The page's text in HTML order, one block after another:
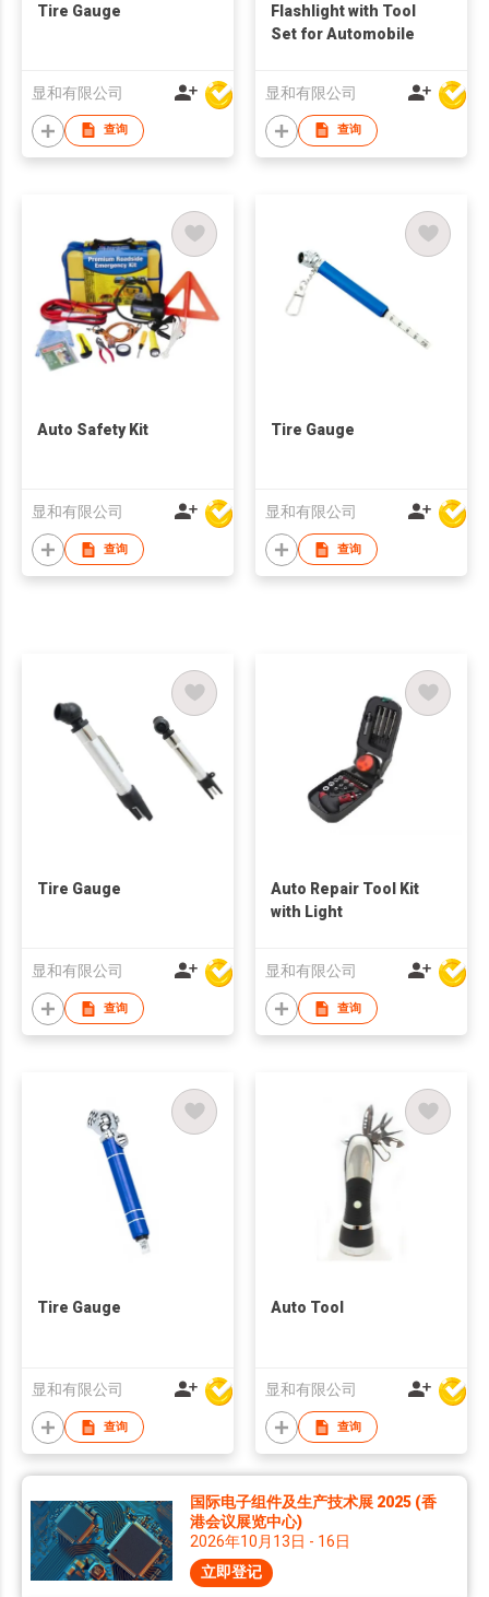
Tire Gauge
显和有限公司
查询
Flashlight with Tool
Set for Automobile
显和有限公司
查询
Auto Safety Kit
显和有限公司
查询
Tire Gauge
显和有限公司
查询
Tire Gauge
显和有限公司
查询
Auto Repair Tool Kit
with Light
显和有限公司
查询
Tire Gauge
显和有限公司
查询
Auto Tool
显和有限公司
查询
国际电子组件及生产技术展 2025 (香
港会议展览中心)
2026年10月13日 - 16日
立即登记